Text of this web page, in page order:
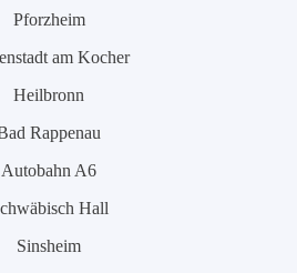
Pforzheim
am Kocher
Heilbronn
Rappenau
Autobahn A6
Hall
Sinsheim